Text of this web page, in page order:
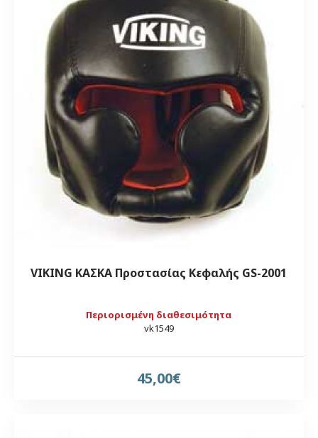
Περιορισμένη διαθεσιμότητα
vk1549
VIKING ΚΑΣΚΑ Προστασίας Κεφαλής GS-2001
45,00€